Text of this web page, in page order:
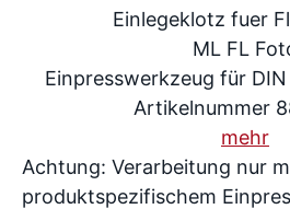
Einpresswerkzeug für
Artikelnummer
mehr
Achtung: Verarbeitung nur
produktspezifischem